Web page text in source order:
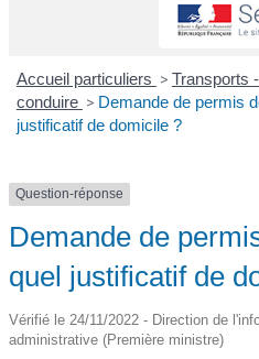
Accueil particuliers > Transports
conduire > Demande de permis
justificatif de domicile ?
Question-réponse
Demande de
quel justificatif de
Vérifié le 24/11/2022 - Direction de
administrative (Première ministre)